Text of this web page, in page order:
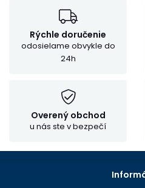
Rýchle doručenie
odosielame obvykle do
24h
Overený obchod
u nás ste v bezpečí